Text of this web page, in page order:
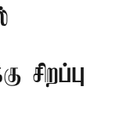
சிறப்பு